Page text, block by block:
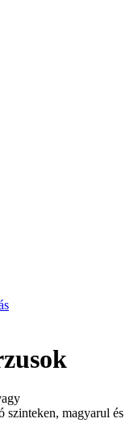
szinteken, magyarul és